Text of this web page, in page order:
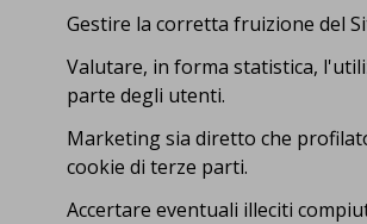
Gestire la corretta fruizione del
Valutare, in forma statistica,
parte degli utenti.
Marketing sia diretto che
cookie di terze parti.
Accertare eventuali illeciti